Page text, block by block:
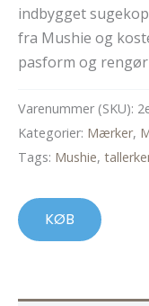
indbygget
fra Mushie og
pasform og
Varenummer (SKU):
Kategorier: Mærker,
Tags: Mushie,
KØB